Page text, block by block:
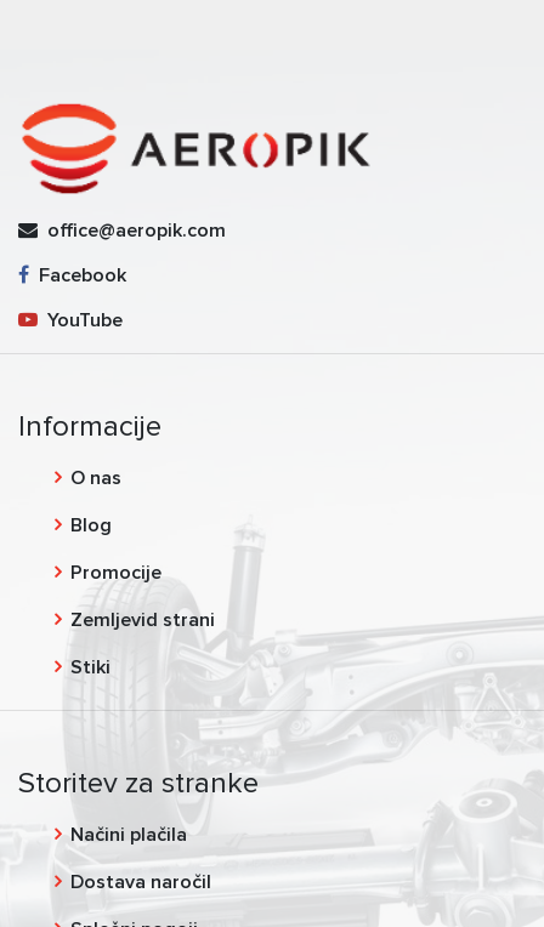
office@aeropik.com
Facebook
YouTube
Informacije
O nas
Blog
Promocije
Zemljevid strani
Stiki
Storitev za stranke
Načini plačila
Dostava naročil